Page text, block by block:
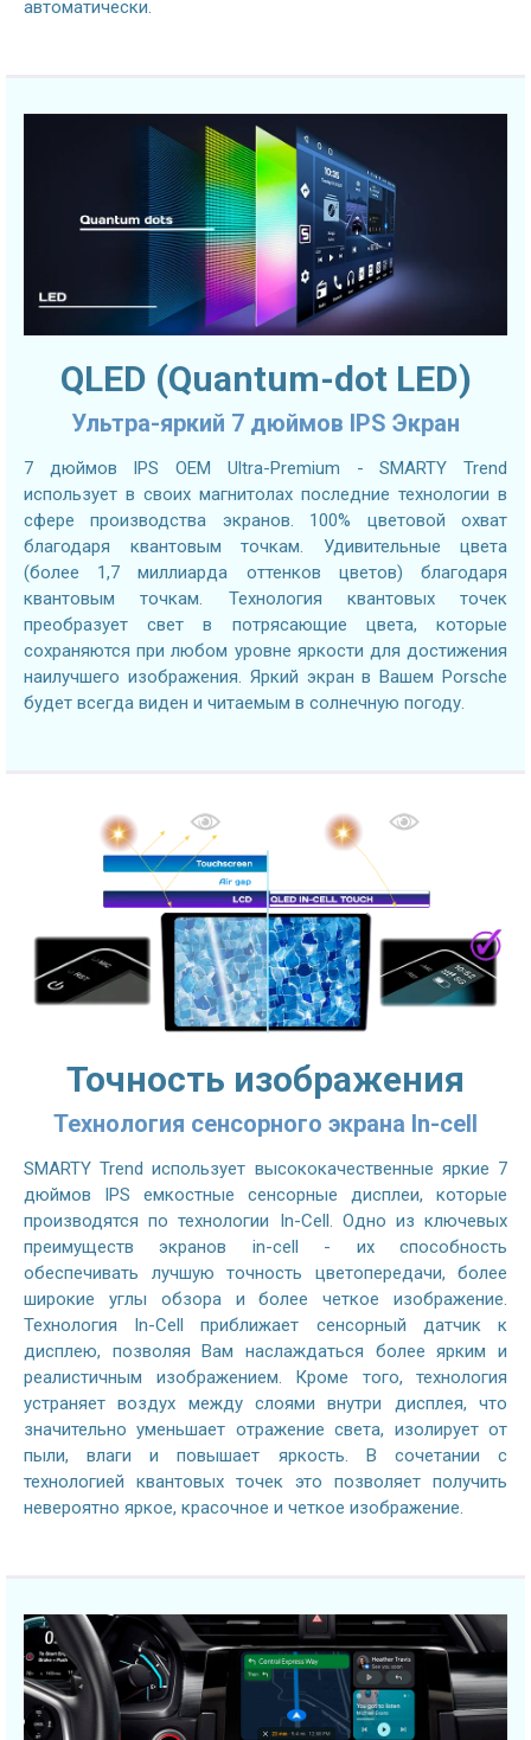
автоматически.
QLED (Quantum-dot LED)
Ультра-яркий 7 дюймов IPS Экран
7 дюймов IPS OEM Ultra-Premium - SMARTY Trend
использует в своих магнитолах последние технологии в
сфере производства экранов. 100% цветовой охват
благодаря квантовым точкам. Удивительные цвета
(более 1,7 миллиарда оттенков цветов) благодаря
квантовым точкам. Технология квантовых точек
преобразует свет в потрясающие цвета, которые
сохраняются при любом уровне яркости для достижения
наилучшего изображения. Яркий экран в Вашем Porsche
будет всегда виден и читаемым в солнечную погоду.
Точность изображения
Технология сенсорного экрана In-cell
SMARTY Trend использует высококачественные яркие 7
дюймов IPS емкостные сенсорные дисплеи, которые
производятся по технологии In-Cell. Одно из ключевых
преимуществ экранов in-cell - их способность
обеспечивать лучшую точность цветопередачи, более
широкие углы обзора и более четкое изображение.
Технология In-Cell приближает сенсорный датчик к
дисплею, позволяя Вам наслаждаться более ярким и
реалистичным изображением. Кроме того, технология
устраняет воздух между слоями внутри дисплея, что
значительно уменьшает отражение света, изолирует от
пыли, влаги и повышает яркость. В сочетании с
технологией квантовых точек это позволяет получить
невероятно яркое, красочное и четкое изображение.